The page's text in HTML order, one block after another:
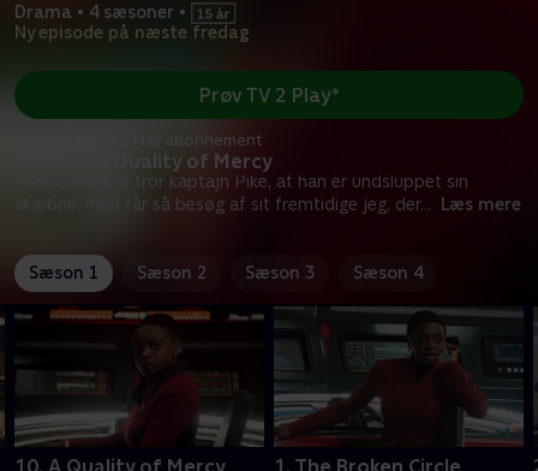
Drama • 4 sæsoner •
Ny episode på næste fredag
S1:E10 • A Quality of Mercy
I sæsonfinalen tror kaptajn Pike, at han er undsluppet sin
skæbne, men får så besøg af sit fremtidige jeg, der... Læs mere
Prøv TV 2 Play*
*tilkøbes til TV 2 Play abonnement
Sæson 1 Sæson 2 Sæson 3 Sæson 4